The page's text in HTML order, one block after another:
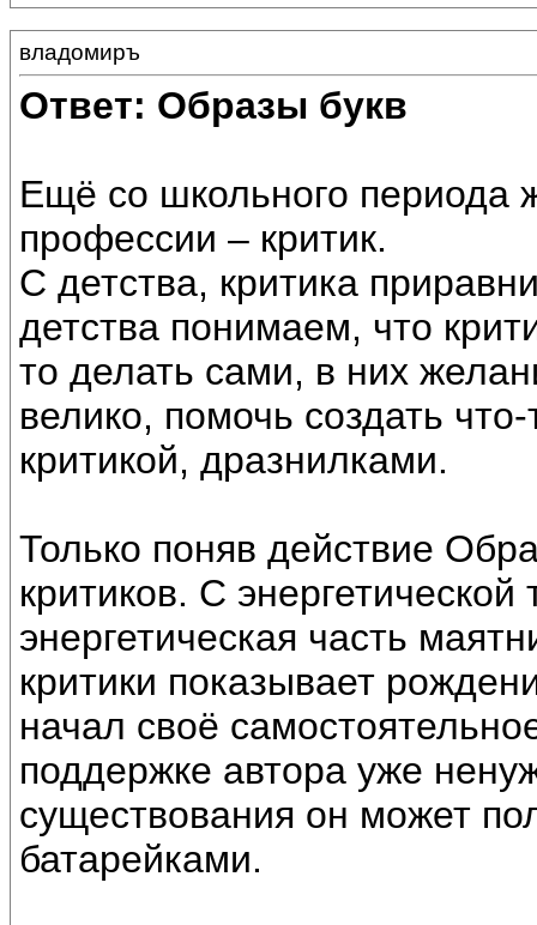
владомиръ
Ответ: Образы букв
Ещё со школьного периода
профессии – критик.
С детства, критика
детства понимаем, что
то делать сами, в них
велико, помочь создать
критикой, дразнилками.
Только поняв действие
критиков. С энергетической
энергетическая часть
критики показывает
начал своё
поддержке автора уже
существования он может
батарейками.